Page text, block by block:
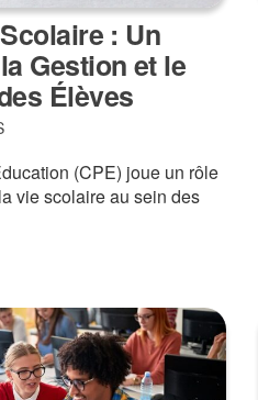
: Un
Gestion et le
Élèves
(CPE) joue un rôle
vie scolaire au sein des